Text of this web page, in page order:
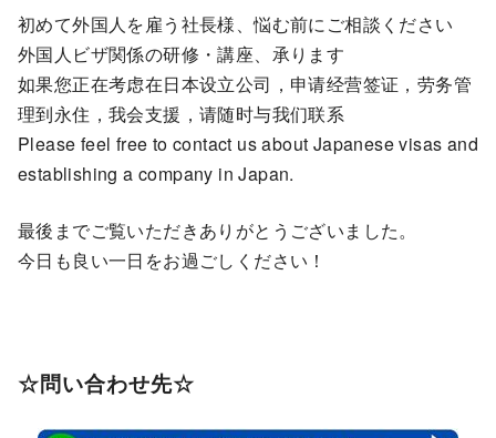
初めて外国人を雇う社長様、悩む前にご相談ください
外国人ビザ関係の研修・講座、承ります
如果您正在考虑在日本设立公司，申请经营签证，劳务管
理到永住，我会支援，请随时与我们联系
Please feel free to contact us about Japanese visas and
establishing a company in Japan.
最後までご覧いただきありがとうございました。
今日も良い一日をお過ごしください！
☆問い合わせ先☆